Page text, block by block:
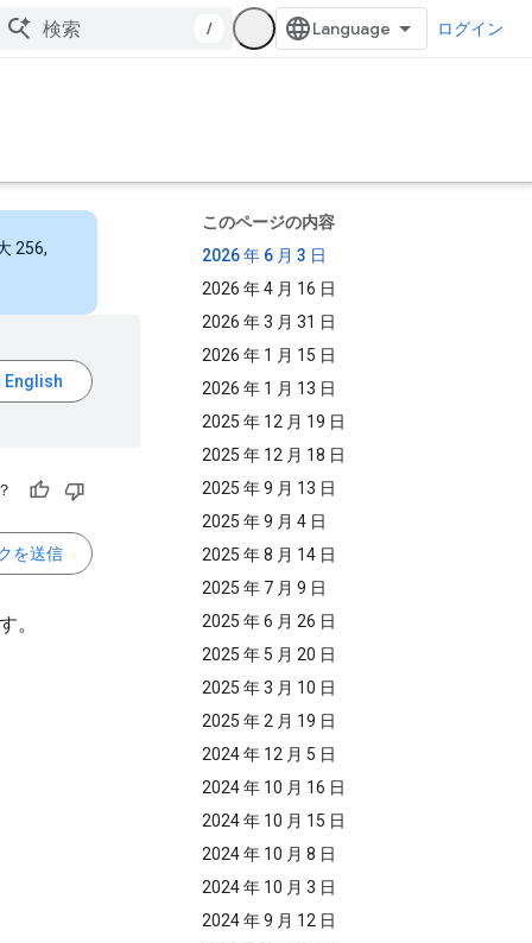
/ ログイン
このページの内容
2026 年 6 月 3 日
2026 年 4 月 16 日
2026 年 3 月 31 日
2026 年 1 月 15 日
2026 年 1 月 13 日
2025 年 12 月 19 日
2025 年 12 月 18 日
2025 年 9 月 13 日
2025 年 9 月 4 日
2025 年 8 月 14 日
2025 年 7 月 9 日
2025 年 6 月 26 日
2025 年 5 月 20 日
2025 年 3 月 10 日
2025 年 2 月 19 日
2024 年 12 月 5 日
2024 年 10 月 16 日
2024 年 10 月 15 日
2024 年 10 月 8 日
2024 年 10 月 3 日
2024 年 9 月 12 日
256,
を送信
。